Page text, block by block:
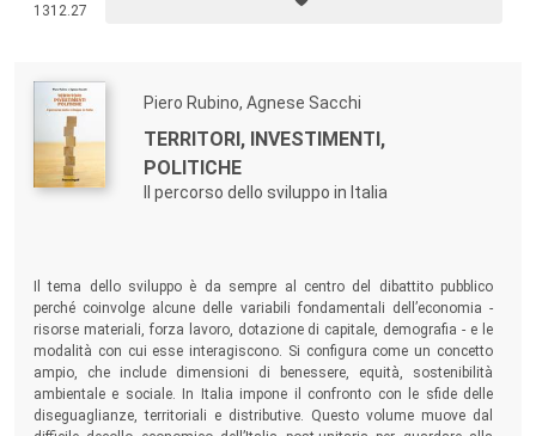
1312.27
Piero Rubino, Agnese Sacchi
TERRITORI, INVESTIMENTI,
POLITICHE
Il percorso dello sviluppo in Italia
Il tema dello sviluppo è da sempre al centro del dibattito pubblico
perché coinvolge alcune delle variabili fondamentali dell’economia -
risorse materiali, forza lavoro, dotazione di capitale, demografia - e le
modalità con cui esse interagiscono. Si configura come un concetto
ampio, che include dimensioni di benessere, equità, sostenibilità
ambientale e sociale. In Italia impone il confronto con le sfide delle
diseguaglianze, territoriali e distributive. Questo volume muove dal